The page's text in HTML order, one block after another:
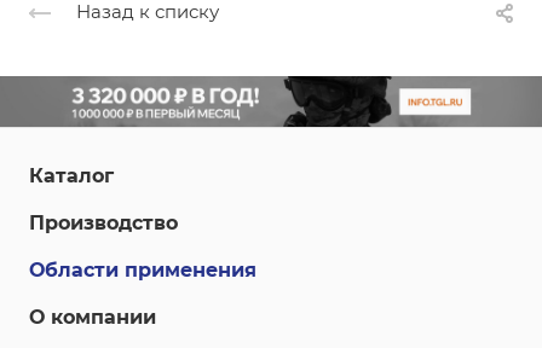
Назад к списку
Каталог
Производство
Области применения
О компании